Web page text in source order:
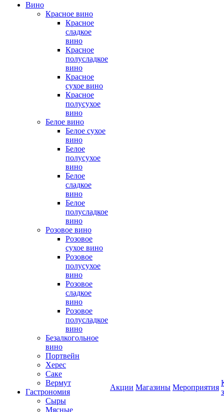
Вино
Красное вино
Красное
сладкое
вино
Красное
полусладкое
вино
Красное
сухое вино
Красное
полусухое
вино
Белое вино
Белое сухое
вино
Белое
полусухое
вино
Белое
сладкое
вино
Белое
полусладкое
вино
Розовое вино
Розовое
сухое вино
Розовое
полусухое
вино
Розовое
сладкое
вино
Розовое
полусладкое
вино
Безалкогольное
вино
Портвейн
Херес
Саке
Вермут
Гастрономия
Сыры
Мясные
Акции Магазины Мероприятия